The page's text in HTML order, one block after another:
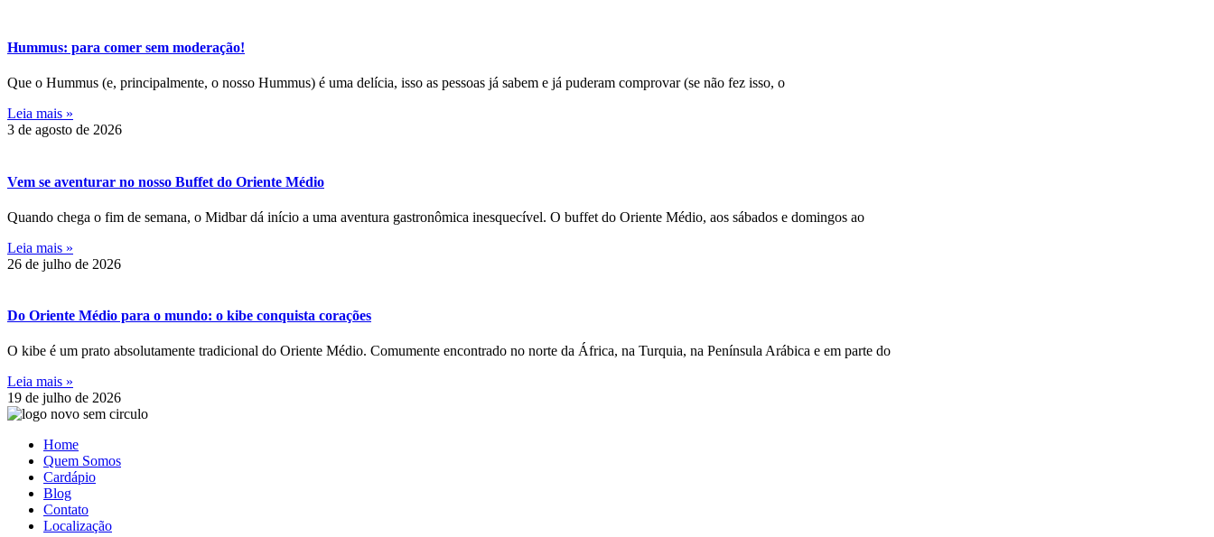
Hummus: para comer sem moderação!
Que o Hummus (e, principalmente, o nosso Hummus) é uma delícia, isso as pessoas já sabem e já puderam comprovar (se não fez isso, o
Leia mais »
3 de agosto de 2026
Vem se aventurar no nosso Buffet do Oriente Médio
Quando chega o fim de semana, o Midbar dá início a uma aventura gastronômica inesquecível. O buffet do Oriente Médio, aos sábados e domingos ao
Leia mais »
26 de julho de 2026
Do Oriente Médio para o mundo: o kibe conquista corações
O kibe é um prato absolutamente tradicional do Oriente Médio. Comumente encontrado no norte da África, na Turquia, na Península Arábica e em parte do
Leia mais »
19 de julho de 2026
Home
Quem Somos
Cardápio
Blog
Contato
Localização